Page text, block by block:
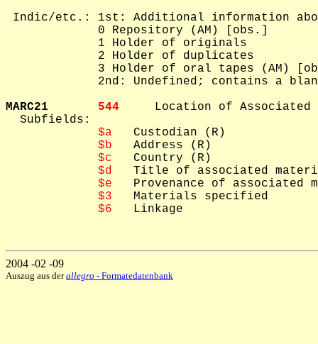
Indic/etc.: 1st: Additional information
             0 Repository (AM) [obs.]
             1 Holder of originals
             2 Holder of duplicates
3 Holder of oral tapes (AM)
2nd: Undefined; contains a
MARC21 544 Location of
  Subfields:
$a
   Custodian (R)
$b
   Address (R)
$c
   Country (R)
$d
Title of associated
$e
Provenance of associated
$3
   Materials specified
$6
   Linkage
2004 -02 -09
Auszug aus derallegro - Formatedatenbank